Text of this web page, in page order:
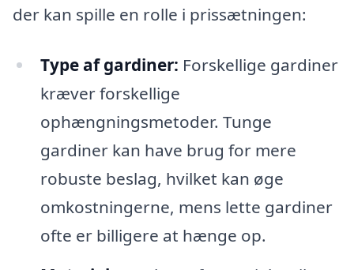
der kan spille en rolle i prissætningen:
Type af gardiner: Forskellige gardiner
kræver forskellige
ophængningsmetoder. Tunge
gardiner kan have brug for mere
robuste beslag, hvilket kan øge
omkostningerne, mens lette gardiner
ofte er billigere at hænge op.